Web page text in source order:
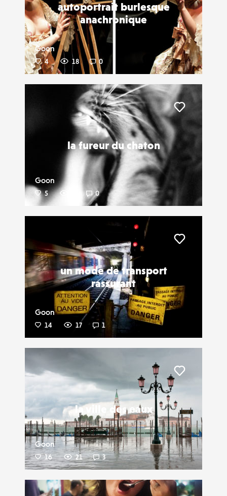
autoportrait burlesque
anachronique
Goon
4 18 0
la fureur du chaton
Goon
5 0
un mode de transport
rassurant
Goon
14 17 1
la ville des eaux
Goon
16 21 3